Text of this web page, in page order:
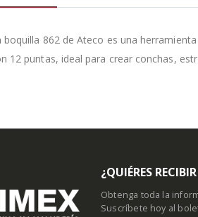
boquilla 862 de Ateco es una
12 puntas, ideal para crear conchas,
¿QUIÉRES
Obtenga toda la
Suscríbete hoy al